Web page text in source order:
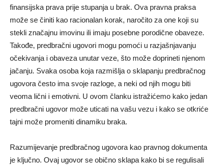
finansijska prava prije stupanja u brak. Ova pravna praksa
može se činiti kao racionalan korak, naročito za one koji su
stekli značajnu imovinu ili imaju posebne porodične obaveze.
Takođe, predbračni ugovori mogu pomoći u razjašnjavanju
očekivanja i obaveza unutar veze, što može doprineti njenom
jačanju. Svaka osoba koja razmišlja o sklapanju predbračnog
ugovora često ima svoje razloge, a neki od njih mogu biti
veoma lični i emotivni. U ovom članku istražićemo kako jedan
predbračni ugovor može uticati na vašu vezu i kako se otkriće
tajni može promeniti dinamiku braka.
Razumijevanje predbračnog ugovora kao pravnog dokumenta
je ključno. Ovaj ugovor se obično sklapa kako bi se regulisali